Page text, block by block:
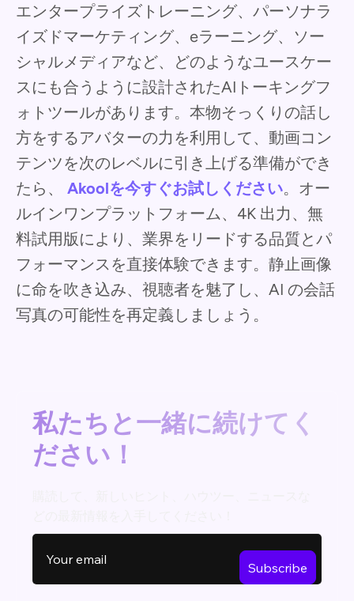
エンタープライズトレーニング、パーソナラ
イズドマーケティング、eラーニング、ソー
シャルメディアなど、どのようなユースケー
スにも合うように設計されたAIトーキングフ
ォトツールがあります。本物そっくりの話し
方をするアバターの力を利用して、動画コン
テンツを次のレベルに引き上げる準備ができ
たら、 Akoolを今すぐお試しください。オー
ルインワンプラットフォーム、4K 出力、無
料試用版により、業界をリードする品質とパ
フォーマンスを直接体験できます。静止画像
に命を吹き込み、視聴者を魅了し、AI の会話
写真の可能性を再定義しましょう。
私たちと一緒に続けてく
ださい！